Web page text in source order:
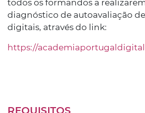
todos os formandos a
diagnóstico de autoavaliação
digitais, através do link:
https://
REQUISITOS